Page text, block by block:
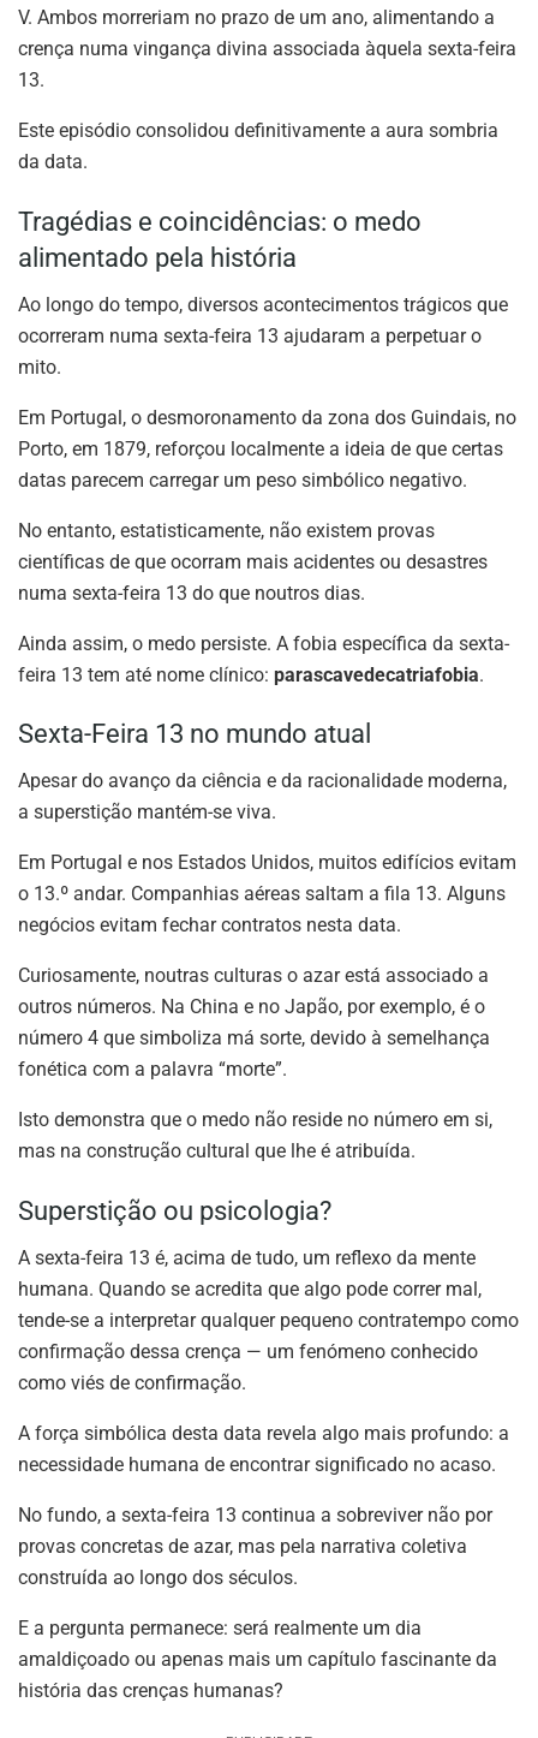
V. Ambos morreriam no prazo de um ano, alimentando a
crença numa vingança divina associada àquela sexta-feira
13.
Este episódio consolidou definitivamente a aura sombria
da data.
Tragédias e coincidências: o medo
alimentado pela história
Ao longo do tempo, diversos acontecimentos trágicos que
ocorreram numa sexta-feira 13 ajudaram a perpetuar o
mito.
Em Portugal, o desmoronamento da zona dos Guindais, no
Porto, em 1879, reforçou localmente a ideia de que certas
datas parecem carregar um peso simbólico negativo.
No entanto, estatisticamente, não existem provas
científicas de que ocorram mais acidentes ou desastres
numa sexta-feira 13 do que noutros dias.
Ainda assim, o medo persiste. A fobia específica da sexta-
feira 13 tem até nome clínico: parascavedecatriafobia.
Sexta-Feira 13 no mundo atual
Apesar do avanço da ciência e da racionalidade moderna,
a superstição mantém-se viva.
Em Portugal e nos Estados Unidos, muitos edifícios evitam
o 13.º andar. Companhias aéreas saltam a fila 13. Alguns
negócios evitam fechar contratos nesta data.
Curiosamente, noutras culturas o azar está associado a
outros números. Na China e no Japão, por exemplo, é o
número 4 que simboliza má sorte, devido à semelhança
fonética com a palavra “morte”.
Isto demonstra que o medo não reside no número em si,
mas na construção cultural que lhe é atribuída.
Superstição ou psicologia?
A sexta-feira 13 é, acima de tudo, um reflexo da mente
humana. Quando se acredita que algo pode correr mal,
tende-se a interpretar qualquer pequeno contratempo como
confirmação dessa crença — um fenómeno conhecido
como viés de confirmação.
A força simbólica desta data revela algo mais profundo: a
necessidade humana de encontrar significado no acaso.
No fundo, a sexta-feira 13 continua a sobreviver não por
provas concretas de azar, mas pela narrativa coletiva
construída ao longo dos séculos.
E a pergunta permanece: será realmente um dia
amaldiçoado ou apenas mais um capítulo fascinante da
história das crenças humanas?